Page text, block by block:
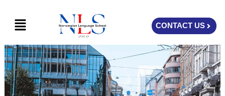
content
Menu CONTACT US